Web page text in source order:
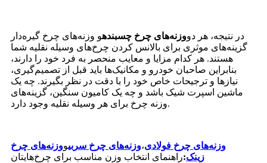
در نتیجه، هر دووزنه‌های چرخ چسبندهو وزنه‌های چرخ گیره‌دار
گزینه‌های موثری برای بالانس کردن چرخ‌های وسیله نقلیه شما
هستند. هر کدام مزایا و معایب منحصر به فرد خود را دارند،
بنابراین صاحبان خودرو و مکانیک‌ها باید قبل از تصمیم‌گیری،
نیازها و ترجیحات خاص خود را با دقت در نظر بگیرند. چه یک
ماشین اسپرت شیک باشد و چه یک کامیون سنگین، گزینه‌های
وزنه چرخ برای هر وسیله نقلیه وجود دارد.
وزنه‌های چرخ فولادی،وزنه‌های چرخ سربیووزنه‌های چرخ
زینک:راهنمای انتخاب وزن مناسب برای چرخ‌هایتان